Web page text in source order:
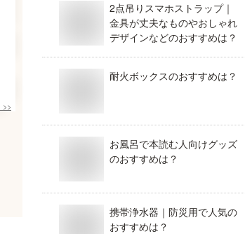
>>
2点吊りスマホストラップ｜
金具が丈夫なものやおしゃれ
デザインなどのおすすめは？
耐火ボックスのおすすめは？
お風呂で本読む人向けグッズ
のおすすめは？
携帯浄水器｜防災用で人気の
おすすめは？